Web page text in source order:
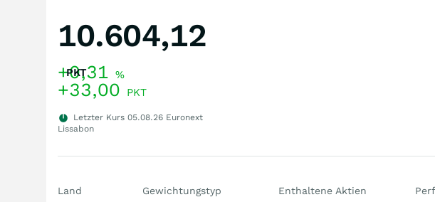
10.604,12
PKT
+0,31 %
+33,00 PKT
Letzter Kurs 05.08.26 Euronext
Lissabon
Land Gewichtungstyp Enthaltene Aktien